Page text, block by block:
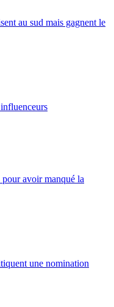
au sud mais gagnent le
avoir manqué la
une nomination